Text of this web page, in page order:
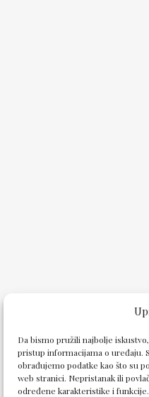
Da bismo pružili najbolje
pristup informacijama o uređaju.
obrađujemo podatke kao što su
web stranici. Nepristanak ili
određene karakteristike i funkcije.